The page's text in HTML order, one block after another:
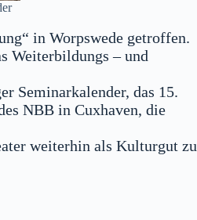
in Worpswede getroffen.
Weiterbildungs – und
Seminarkalender, das 15.
NBB in Cuxhaven, die
weiterhin als Kulturgut zu